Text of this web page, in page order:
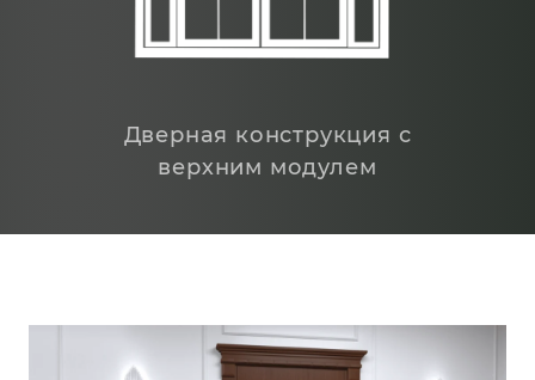
Дверная конструкция с
верхним модулем